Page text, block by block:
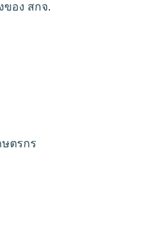
ของ สกจ.
ษตรกร